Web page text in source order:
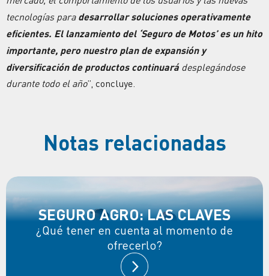
tecnologías para desarrollar soluciones operativamente
eficientes. El lanzamiento del ‘Seguro de Motos’ es un hito
importante, pero nuestro plan de expansión y
diversificación de productos continuarádesplegándose
durante todo el año”, concluye.
Notas relacionadas
SEGURO AGRO: LAS CLAVES
¿Qué tener en cuenta al momento de
ofrecerlo?